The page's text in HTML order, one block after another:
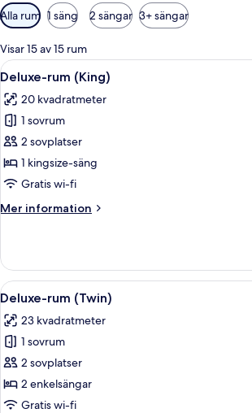
Tillgängliga
filter
för
rum
Alla rum 1 säng 2 sängar 3+ sängar
Visar 15 av 15 rum
Öppna
alla
foton
för
Deluxe-
rum
(King)
Ett hotellrum
5
Deluxe-rum (King)
20 kvadratmeter
1 sovrum
2 sovplatser
1 kingsize-säng
Gratis wi-fi
Mer information
Mer
rum
(King)
Öppna
alla
foton
för
Deluxe-
rum
(Twin)
Ett
15
Deluxe-rum (Twin)
23 kvadratmeter
1 sovrum
2 sovplatser
2 enkelsängar
Gratis wi-fi